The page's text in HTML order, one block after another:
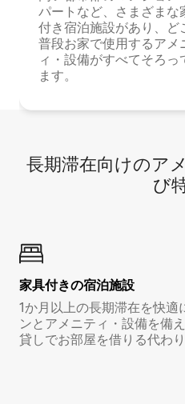
パートなど、さまざまな
付き宿泊施設があり、ど
普段お家で使用するアメ
ィ・設備がすべてそろっ
ます。
長期滞在向け⁠のア⁠
び
家具付き⁠の宿⁠泊⁠施⁠設
1か月以上の長期滞在を快
ンとアメニティ・設備を備
貸しでお部屋を借りる代わ